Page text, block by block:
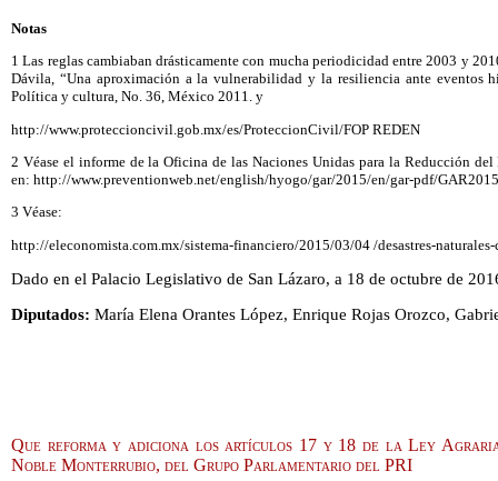
Notas
1 Las reglas cambiaban drásticamente con mucha periodicidad entre 2003 y
Dávila, “Una aproximación a la vulnerabilidad y la resiliencia ante eventos
Política y cultura, No. 36, México 2011. y
http://www.proteccioncivil.gob.mx/es/ProteccionCivil/FOP REDEN
2 Véase el informe de la Oficina de las Naciones Unidas para la Reducción
en: http://www.preventionweb.net/english/hyogo/gar/2015/en/gar-pdf/
3 Véase:
http://eleconomista.com.mx/sistema-financiero/2015/03/04 /desastres-
Dado en el Palacio Legislativo de San Lázaro, a 18 de octubre de
Diputados: María Elena Orantes López, Enrique Rojas Orozco,
Que reforma y adiciona los artículos 17 y 18 de la Ley
Noble Monterrubio, del Grupo Parlamentario del PRI